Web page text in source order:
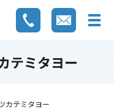
テミタヨー
カテミタヨー